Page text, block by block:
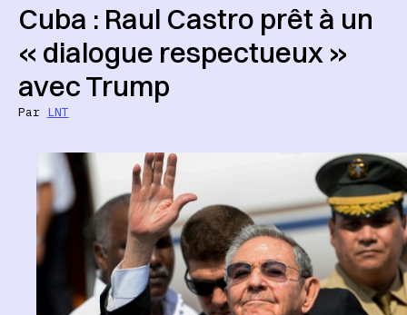
Cuba : Raul Castro prêt à un
« dialogue respectueux »
avec Trump
Par LNT